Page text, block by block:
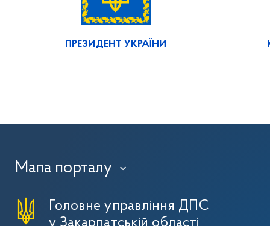
ПРЕЗИДЕНТ УКРАЇНИ
Мапа порталу ›
Головне управління ДПС